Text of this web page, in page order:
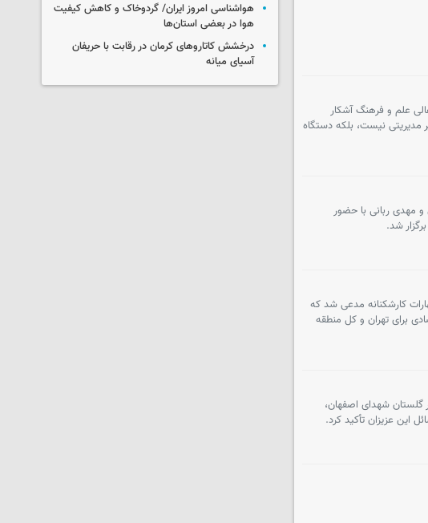
علم و فرهنگ آشکار
مدیریتی نیست، بلکه دستگاه
سلامی و مهدی ربانی با حضور
شد.
کارشکنانه مدعی شد که
برای تهران و کل منطقه
شهدای جنگ ۱۲ روزه «اقتدار» با حضور در گلستان شهدای اصفهان،
این عزیزان تأکید کرد.
هواشناسی امروز ایران/ گردوخاک و کاهش کیفیت
هوا در بعضی استان‌ها
درخشش کاتاروهای کرمان در رقابت با حریفان
آسیای میانه